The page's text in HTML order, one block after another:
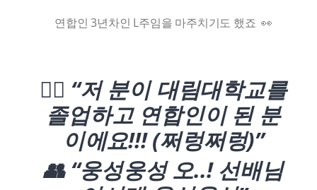
연합인 3년차인 L주임을 마주치기도 했죠 👀
🙋‍♀️ “저 분이 대림대학교를
졸업하고 연합인이 된 분
이에요!!! (쩌렁쩌렁)”
👥 “웅성웅성 오..! 선배님